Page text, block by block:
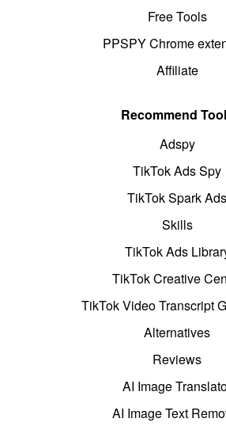
Free Tools
PPSPY Chrome
Affiliate
Recommend
Adspy
TikTok Ads Spy
TikTok Spark Ads
Skills
TikTok Ads
TikTok Creative
TikTok Video Transcript
Alternatives
Reviews
AI Image
AI Image Text